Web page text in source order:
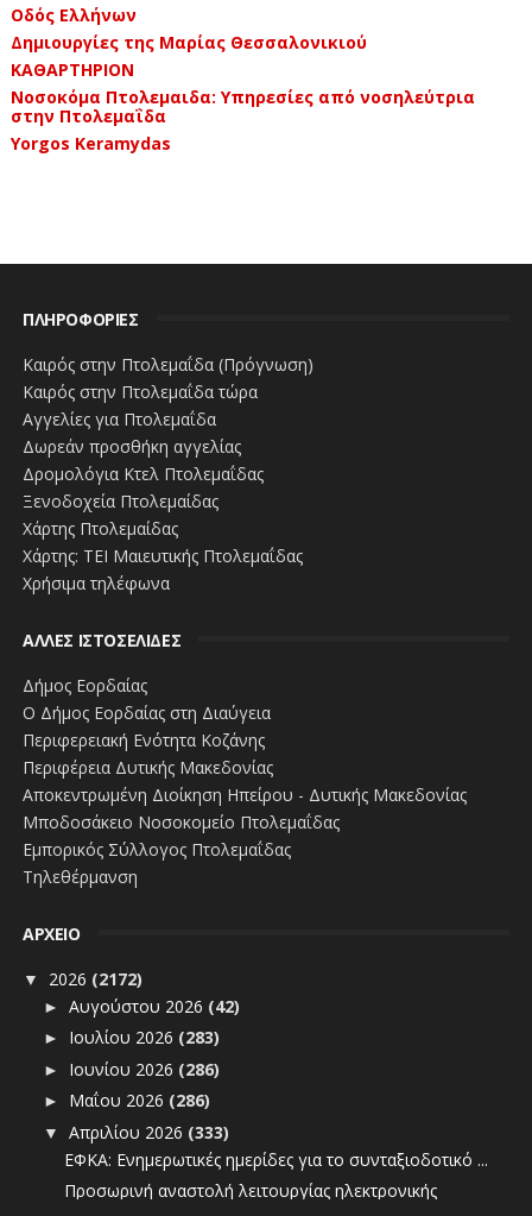
Οδός Ελλήνων
Δημιουργίες της Μαρίας Θεσσαλονικιού
ΚΑΘΑΡΤΗΡΙΟΝ
Νοσοκόμα Πτολεμαιδα: Υπηρεσίες από νοσηλεύτρια
στην Πτολεμαΐδα
Yorgos Keramydas
ΠΛΗΡΟΦΟΡΙΕΣ
Καιρός στην Πτολεμαΐδα (Πρόγνωση)
Καιρός στην Πτολεμαΐδα τώρα
Αγγελίες για Πτολεμαΐδα
Δωρεάν προσθήκη αγγελίας
Δρομολόγια Κτελ Πτολεμαΐδας
Ξενοδοχεία Πτολεμαίδας
Χάρτης Πτολεμαίδας
Χάρτης: ΤΕΙ Μαιευτικής Πτολεμαΐδας
Χρήσιμα τηλέφωνα
ΑΛΛΕΣ ΙΣΤΟΣΕΛΙΔΕΣ
Δήμος Εορδαίας
Ο Δήμος Εορδαίας στη Διαύγεια
Περιφερειακή Ενότητα Κοζάνης
Περιφέρεια Δυτικής Μακεδονίας
Αποκεντρωμένη Διοίκηση Ηπείρου - Δυτικής Μακεδονίας
Μποδοσάκειο Νοσοκομείο Πτολεμαΐδας
Εμπορικός Σύλλογος Πτολεμαΐδας
Τηλεθέρμανση
ΑΡΧΕΙΟ
▼ 2026 (2172)
► Αυγούστου 2026 (42)
► Ιουλίου 2026 (283)
► Ιουνίου 2026 (286)
► Μαΐου 2026 (286)
▼ Απριλίου 2026 (333)
ΕΦΚΑ: Ενημερωτικές ημερίδες για το συνταξιοδοτικό ...
Προσωρινή αναστολή λειτουργίας ηλεκτρονικής